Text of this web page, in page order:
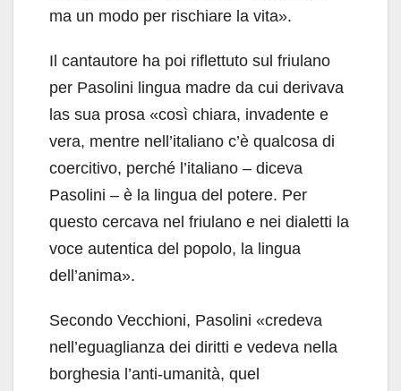
ma un modo per rischiare la vita».
Il cantautore ha poi riflettuto sul friulano
per Pasolini lingua madre da cui derivava
las sua prosa «così chiara, invadente e
vera, mentre nell’italiano c’è qualcosa di
coercitivo, perché l’italiano – diceva
Pasolini – è la lingua del potere. Per
questo cercava nel friulano e nei dialetti la
voce autentica del popolo, la lingua
dell’anima».
Secondo Vecchioni, Pasolini «credeva
nell’eguaglianza dei diritti e vedeva nella
borghesia l’anti-umanità, quel